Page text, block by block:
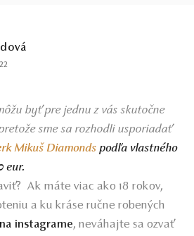
byť pre jednu z vás skutočne
sme sa rozhodli usporiadať
Mikuš Diamonds podľa vlastného
eur.
Ak máte viac ako 18 rokov,
a ku kráse ručne robených
instagrame, neváhajte sa ozvať